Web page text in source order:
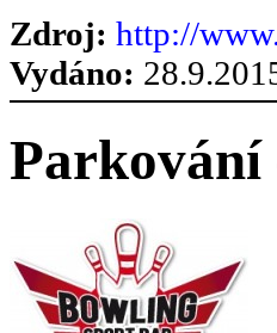
Zdroj: http://
Vydáno:
Parkování